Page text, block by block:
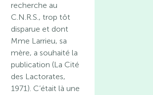
recherche au
C.N.R.S., trop tôt
disparue et dont
Mme Larrieu, sa
mère, a souhaité la
publication (La Cité
des Lactorates,
1971). C’était là une